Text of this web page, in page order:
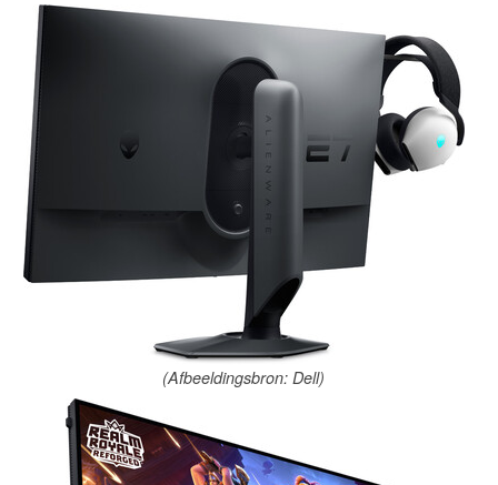
(Afbeeldingsbron: Dell)